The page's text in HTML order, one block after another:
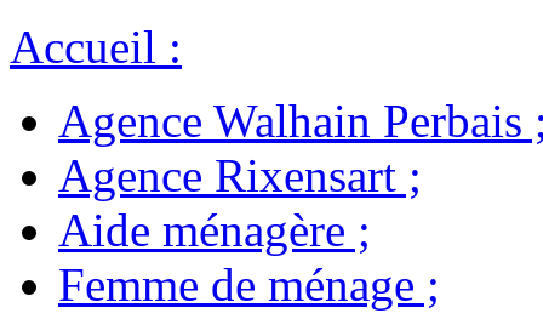
Accueil :
Agence Walhain Perbais
Agence Rixensart ;
Aide ménagère ;
Femme de ménage ;